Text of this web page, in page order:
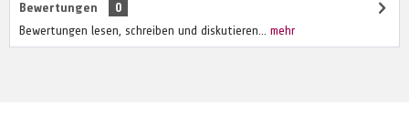
Bewertungen
0
Bewertungen lesen, schreiben und diskutieren... mehr